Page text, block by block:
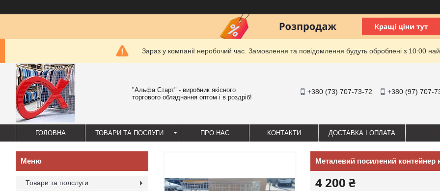
Зараз у компанії неробочий час. Замовлення та повідомлення будуть оброблені з 10:00
"Альфа Старт" - виробник якісного
торгового обладнання оптом і в роздріб!
+380 (73) 707-73-72 +380 (97) 707-
ГОЛОВНА ТОВАРИ ТА ПОСЛУГИ ПРО НАС КОНТАКТИ ДОСТАВКА І ОПЛАТА
Металевий посилений контейнер
4 200 ₴
Товари та полслуги